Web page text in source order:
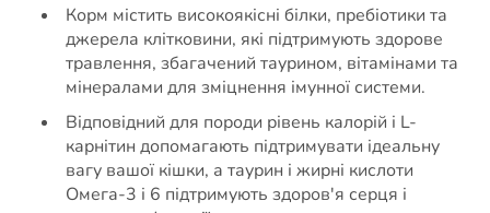
Корм містить високоякісні білки, пребіотики та
джерела клітковини, які підтримують здорове
травлення, збагачений таурином, вітамінами та
мінералами для зміцнення імунної системи.
Відповідний для породи рівень калорій і L-
карнітин допомагають підтримувати ідеальну
вагу вашої кішки, а таурин і жирні кислоти
Омега-3 і 6 підтримують здоров'я серця і